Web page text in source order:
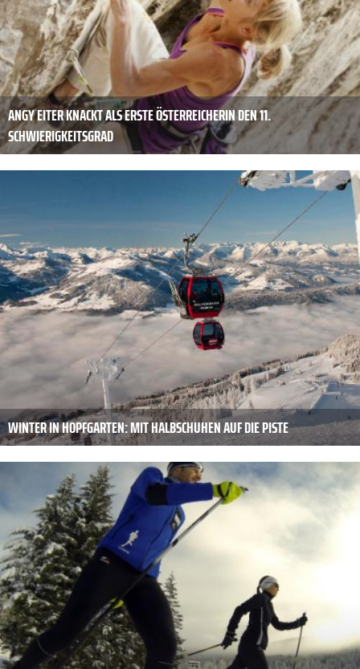
ANGY EITER KNACKT ALS ERSTE ÖSTERREICHERIN DEN 11.
SCHWIERIGKEITSGRAD
WINTER IN HOPFGARTEN: MIT HALBSCHUHEN AUF DIE PISTE